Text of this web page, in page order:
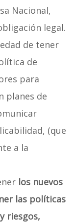
Nacional,
legal.
de tener
de
para
planes de
(que
a la
los nuevos
las políticas
riesgos,